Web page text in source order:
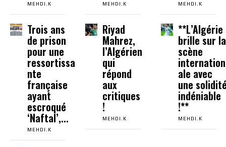
MEHDI.K MEHDI.K MEHDI.K
Trois ans
de prison
pour une
ressortissa
nte
française
ayant
escroqué
‘Naftal’,...
MEHDI.K
Riyad
Mahrez,
l’Algérien
qui
répond
aux
critiques
!
MEHDI.K
**L’Algérie
brille sur la
scène
internation
ale avec
une
indéniable
!**
MEHDI.K